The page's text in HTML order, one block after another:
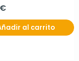
al carrito